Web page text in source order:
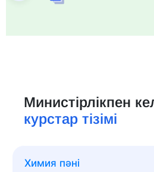
Министірлікпен
курстар тізімі
Химия пәні